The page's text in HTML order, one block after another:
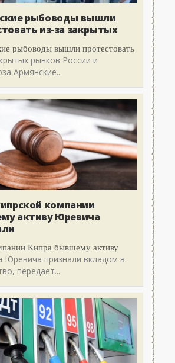
рыбоводы вышли
из-за закрытых
рыбоводы вышли протестовать
рынков России и
Армянские...
компании
активу Юревича
Кипра бывшему активу
Юревича признали вкладом в
передает...